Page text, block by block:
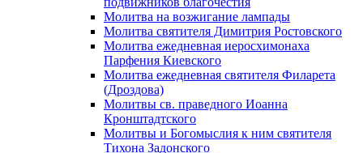
Молитва на возжигание лампады
Молитва святителя Димитрия Ростовского
Молитва ежедневная иеросхимонаха
Парфения Киевского
Молитва ежедневная святителя Филарета
(Дроздова)
Молитвы св. праведного Иоанна
Кронштадтского
Молитвы и Богомыслия к ним святителя
Тихона Задонского